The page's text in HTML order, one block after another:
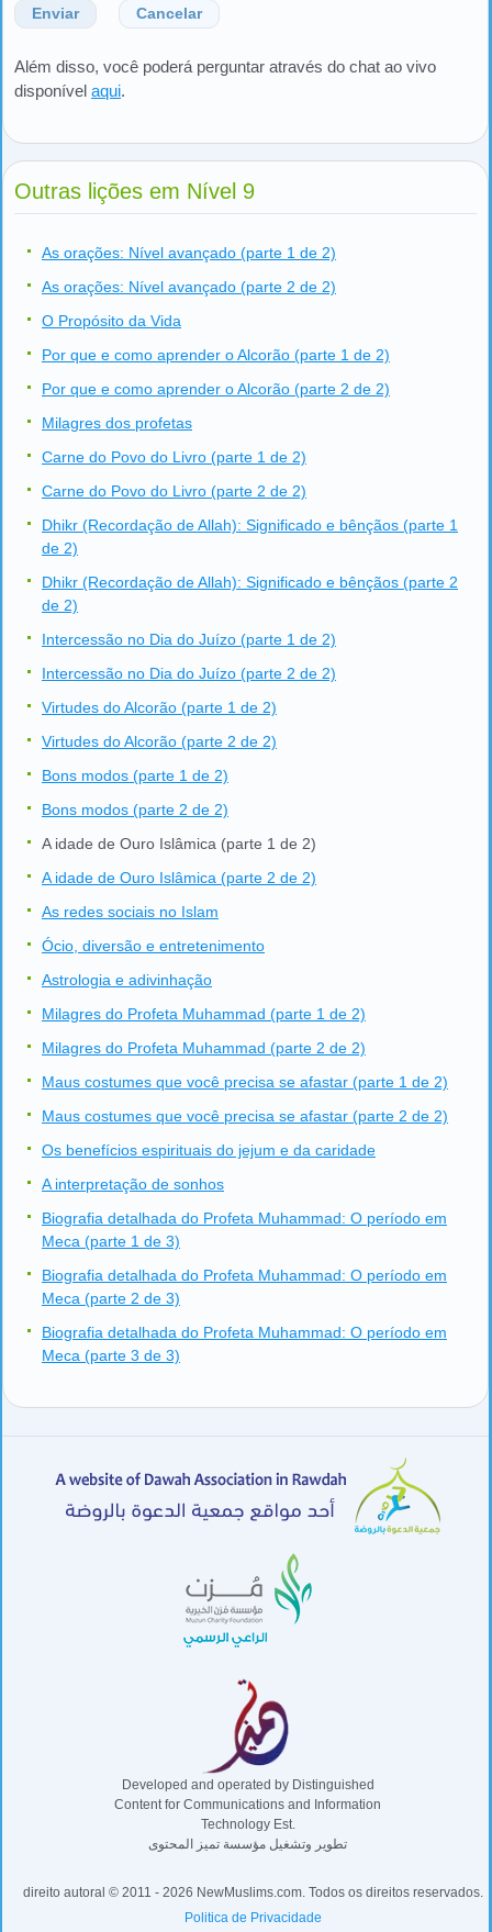
Enviar Cancelar
Além disso, você poderá perguntar através do chat ao vivo
disponível aqui.
Outras lições em Nível 9
As orações: Nível avançado (parte 1 de 2)
As orações: Nível avançado (parte 2 de 2)
O Propósito da Vida
Por que e como aprender o Alcorão (parte 1 de 2)
Por que e como aprender o Alcorão (parte 2 de 2)
Milagres dos profetas
Carne do Povo do Livro (parte 1 de 2)
Carne do Povo do Livro (parte 2 de 2)
Dhikr (Recordação de Allah): Significado e bênçãos (parte 1
de 2)
Dhikr (Recordação de Allah): Significado e bênçãos (parte 2
de 2)
Intercessão no Dia do Juízo (parte 1 de 2)
Intercessão no Dia do Juízo (parte 2 de 2)
Virtudes do Alcorão (parte 1 de 2)
Virtudes do Alcorão (parte 2 de 2)
Bons modos (parte 1 de 2)
Bons modos (parte 2 de 2)
A idade de Ouro Islâmica (parte 1 de 2)
A idade de Ouro Islâmica (parte 2 de 2)
As redes sociais no Islam
Ócio, diversão e entretenimento
Astrologia e adivinhação
Milagres do Profeta Muhammad (parte 1 de 2)
Milagres do Profeta Muhammad (parte 2 de 2)
Maus costumes que você precisa se afastar (parte 1 de 2)
Maus costumes que você precisa se afastar (parte 2 de 2)
Os benefícios espirituais do jejum e da caridade
A interpretação de sonhos
Biografia detalhada do Profeta Muhammad: O período em
Meca (parte 1 de 3)
Biografia detalhada do Profeta Muhammad: O período em
Meca (parte 2 de 3)
Biografia detalhada do Profeta Muhammad: O período em
Meca (parte 3 de 3)
Developed and operated by Distinguished
Content for Communications and Information
Technology Est.
تطوير وتشغيل مؤسسة تميز المحتوى
direito autoral © 2011 - 2026 NewMuslims.com. Todos os direitos reservados.
Politica de Privacidade